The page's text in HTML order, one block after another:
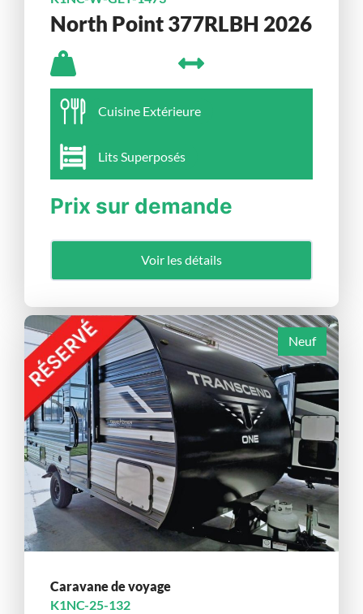
North Point 377RLBH 2026
Cuisine Extérieure
Lits Superposés
Prix sur demande
Voir les détails
Neuf
Caravane de voyage
K1NC-25-132